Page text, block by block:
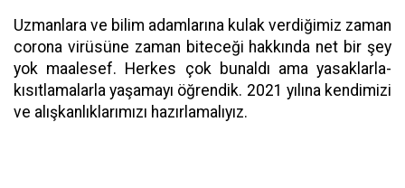
Uzmanlara ve bilim adamlarına kulak verdiğimiz zaman
corona virüsüne zaman biteceği hakkında net bir şey
yok maalesef. Herkes çok bunaldı ama yasaklarla-
kısıtlamalarla yaşamayı öğrendik. 2021 yılına kendimizi
ve alışkanlıklarımızı hazırlamalıyız.